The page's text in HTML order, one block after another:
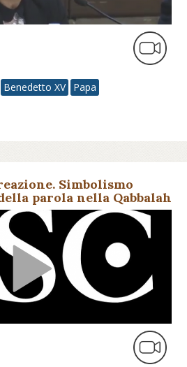
Benedetto XV Papa
Simbolismo
parola nella Qabbalah